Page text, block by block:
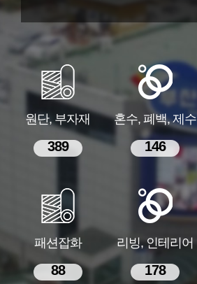
원단, 부자재
389
혼수, 폐백, 제수
146
패션잡화
88
리빙, 인테리어
178